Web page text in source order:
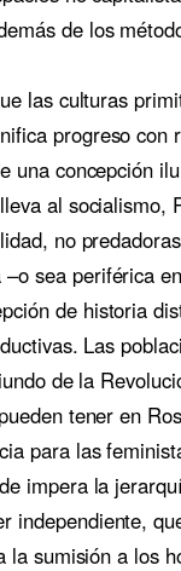
de los
las culturas
progreso
una concepción
al
no
sea periférica
de historia
Las
de la
tener en
para las
impera la
independiente,
sumisión a los